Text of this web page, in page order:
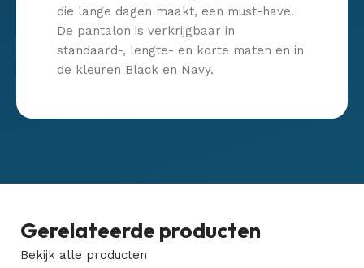
die lange dagen maakt, een must-have.
De pantalon is verkrijgbaar in
standaard-, lengte- en korte maten en in
de kleuren Black en Navy.
Gerelateerde producten
Bekijk alle producten